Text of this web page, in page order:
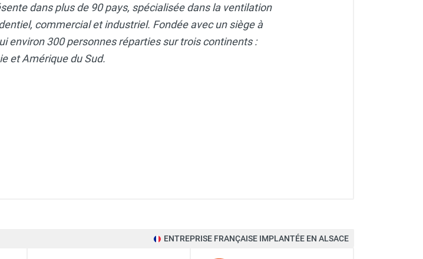
dans plus de 90 pays, spécialisée dans la ventilation
commercial et industriel. Fondée avec un siège à
environ 300 personnes réparties sur trois continents :
et Amérique du Sud.
ENTREPRISE FRANÇAISE IMPLANTÉE EN ALSACE